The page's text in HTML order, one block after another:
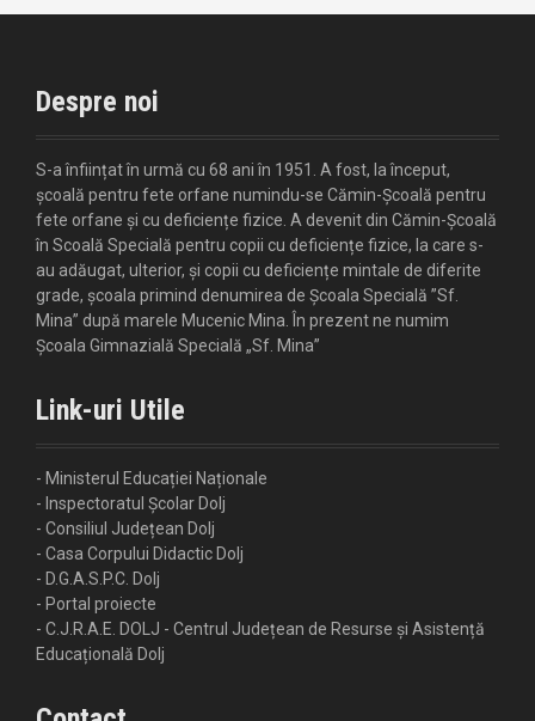
Despre noi
S-a înființat în urmă cu 68 ani în 1951. A fost, la început,
școală pentru fete orfane numindu-se Cămin-Școală pentru
fete orfane și cu deficiențe fizice. A devenit din Cămin-Școală
în Scoală Specială pentru copii cu deficiențe fizice, la care s-
au adăugat, ulterior, și copii cu deficiențe mintale de diferite
grade, școala primind denumirea de Școala Specială ”Sf.
Mina” după marele Mucenic Mina. În prezent ne numim
Școala Gimnazială Specială „Sf. Mina”
Link-uri Utile
- Ministerul Educației Naționale
- Inspectoratul Școlar Dolj
- Consiliul Județean Dolj
- Casa Corpului Didactic Dolj
- D.G.A.S.P.C. Dolj
- Portal proiecte
- C.J.R.A.E. DOLJ - Centrul Județean de Resurse și Asistență
Educațională Dolj